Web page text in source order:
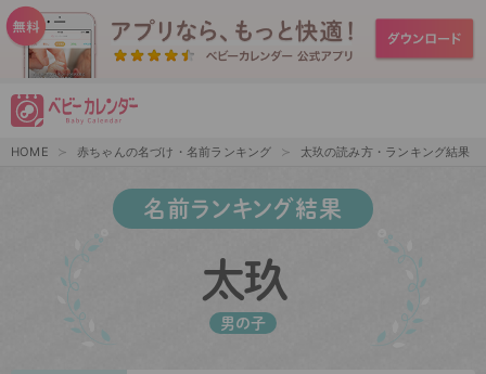
HOME 赤ちゃんの名づけ・名前ランキング 太玖の読み方・ランキング結果
名前ランキング結果
太玖
男の子